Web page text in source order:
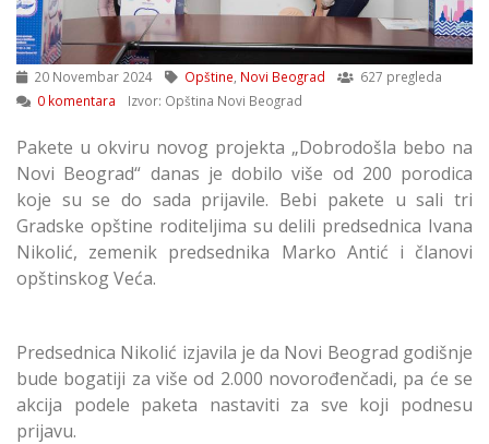
20 Novembar 2024 Opštine Novi Beograd
627 pregleda
0 komentara
Izvor: Opština Novi Beograd
Pakete u okviru novog projekta „Dobrodošla bebo na
Novi Beograd“ danas je dobilo više od 200 porodica
koje su se do sada prijavile. Bebi pakete u sali tri
Gradske opštine roditeljima su delili predsednica Ivana
Nikolić, zemenik predsednika Marko Antić i članovi
opštinskog Veća.
Predsednica Nikolić izjavila je da Novi Beograd godišnje
bude bogatiji za više od 2.000 novorođenčadi, pa će se
akcija podele paketa nastaviti za sve koji podnesu
prijavu.